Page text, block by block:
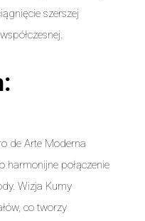
szerszej
de Arte Moderna
harmonijne połączenie
Wizja Kumy
co tworzy